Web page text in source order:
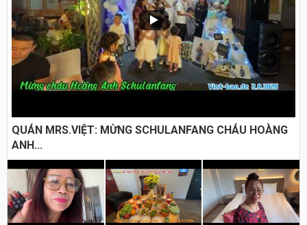
QUÁN MRS.VIỆT: MỪNG SCHULANFANG CHÁU HOÀNG
ANH...